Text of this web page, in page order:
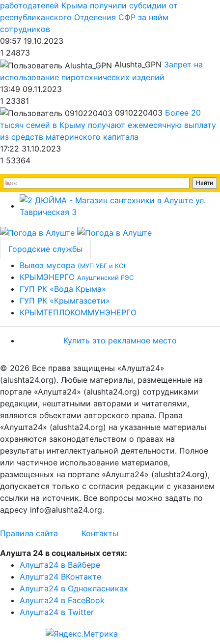
работодателей Крыма получили субсидии от
республиканского Отделения СФР за найм
сотрудников
09:57 19.10.2023
1 24873
Alushta_GPN Запрет на
использование пиротехнических изделий
13:49 09.11.2023
1 23381
0910220403 Более 20
тысяч семей в Крыму получают ежемесячную выплату
из средств материнского капитала
17:22 31.10.2023
1 53364
Городские службы
Вывоз мусора (МУП УБГ и КС)
КРЫМЭНЕРГО Алуштинский РЭС
ГУП РК «Вода Крыма»
ГУП РК «Крымгазсети»
КРЫМТЕПЛОКОММУНЭНЕРГО
Купить это рекламное место
© 2026 Все права защищены «Алушта24»
(alushta24.org). Любые материалы, размещенные на
портале «Алушта24» (alushta24.org) сотрудниками
редакции, нештатными авторами и читателями,
являются объектами авторского права. Права
«Алушта24» (alushta24.org) на указанные материалы
охраняются законодательством о правах на
результаты интеллектуальной деятельности. Полное
или частичное использование материалов,
размещенных на портале «Алушта24» (alushta24.org),
допускается только с согласия редакции с указанием
ссылки на источник. Все вопросы можно задать по
адресу info@alushta24.org.
Правила сайта
Контакты
Алушта 24 в социальных сетях:
Алушта24 в Вайбере
Алушта24 ВКонтакте
Алушта24 в Однокласниках
Алушта24 в FaceBook
Алушта24 в Twitter